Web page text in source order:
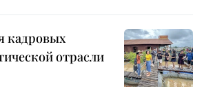
кадровых
отрасли